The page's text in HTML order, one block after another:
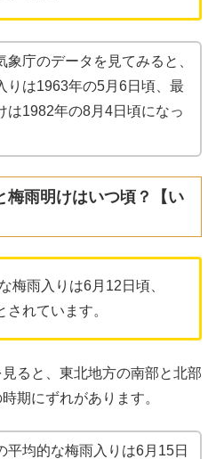
象庁のデータを見てみると、
りは1963年の5月6日頃、最
は1982年の8月4日頃になっ
梅雨明けはいつ頃？【い
梅雨入りは6月12日頃、
れています。
ると、東北地方の南部と北部
期にずれがあります。
平均的な梅雨入りは6月15日